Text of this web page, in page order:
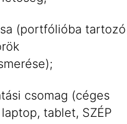
(portfólióba tartozó
csomag (céges
tablet, SZÉP